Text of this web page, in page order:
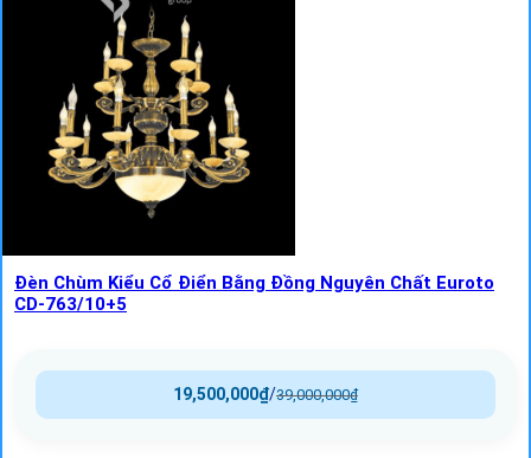
Đèn Chùm Kiểu Cổ Điển Bằng Đồng Nguyên Chất Euroto
CD-763/10+5
39,000,000₫
/
19,500,000₫